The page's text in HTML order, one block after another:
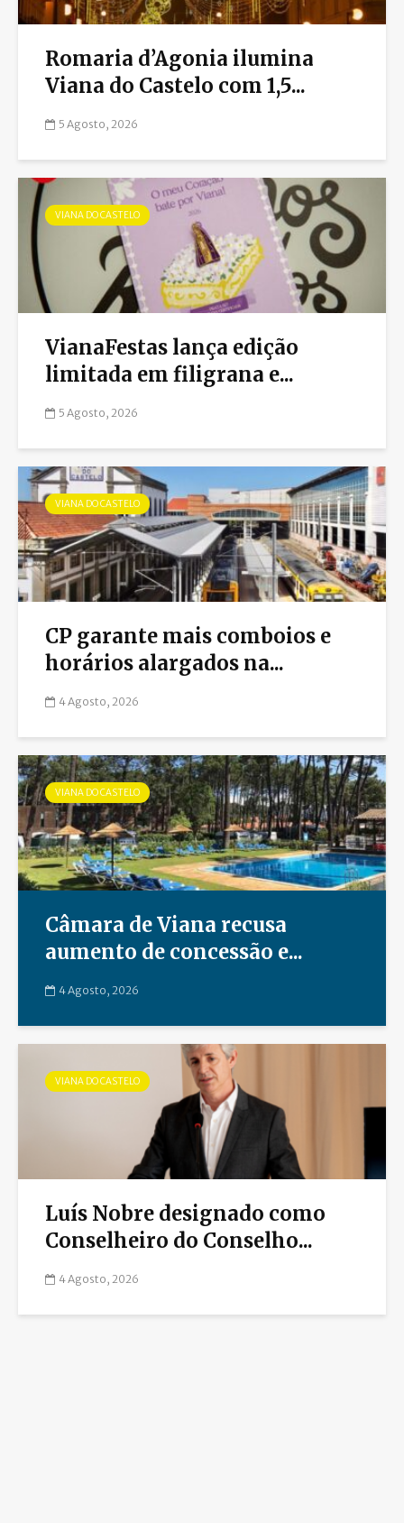
Romaria d’Agonia ilumina
Viana do Castelo com 1,5...
5 Agosto, 2026
VIANA DO CASTELO
VianaFestas lança edição
limitada em filigrana e...
5 Agosto, 2026
VIANA DO CASTELO
CP garante mais comboios e
horários alargados na...
4 Agosto, 2026
VIANA DO CASTELO
Câmara de Viana recusa
aumento de concessão e...
4 Agosto, 2026
VIANA DO CASTELO
Luís Nobre designado como
Conselheiro do Conselho...
4 Agosto, 2026